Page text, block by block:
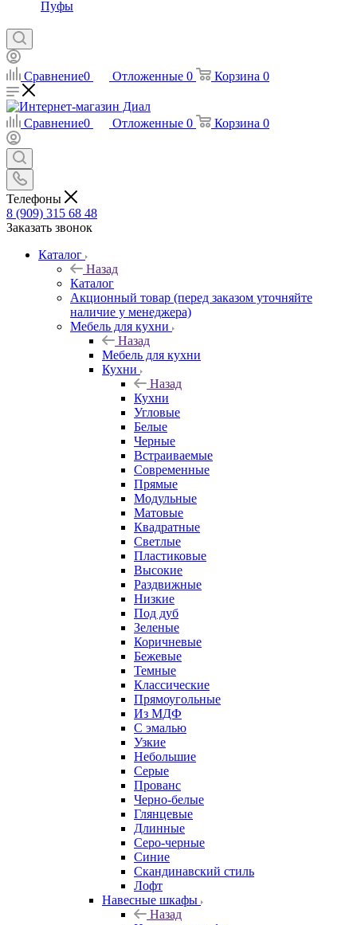
Пуфы
Сравнение0 Отложенные 0 Корзина 0
Сравнение0 Отложенные 0 Корзина 0
Телефоны
8 (909) 315 68 48
Заказать звонок
Каталог
Назад
Каталог
Акционный товар (перед заказом уточняйте
наличие у менеджера)
Мебель для кухни
Назад
Мебель для кухни
Кухни
Назад
Кухни
Угловые
Белые
Черные
Встраиваемые
Современные
Прямые
Модульные
Матовые
Квадратные
Светлые
Пластиковые
Высокие
Раздвижные
Низкие
Под дуб
Зеленые
Коричневые
Бежевые
Темные
Классические
Прямоугольные
Из МДФ
С эмалью
Узкие
Небольшие
Серые
Прованс
Черно-белые
Глянцевые
Длинные
Серо-черные
Синие
Скандинавский стиль
Лофт
Навесные шкафы
Назад